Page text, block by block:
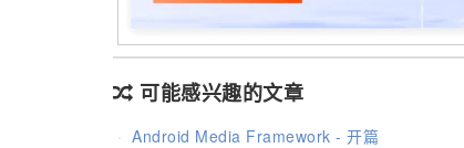
可能感兴趣的文章
Android Media Framework - 开篇